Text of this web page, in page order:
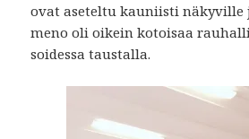
ovat aseteltu kauniisti
meno oli oikein kotoisaa
soidessa taustalla.